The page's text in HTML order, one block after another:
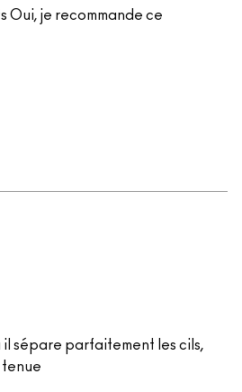
Oui, je recommande ce
sépare parfaitement les cils,